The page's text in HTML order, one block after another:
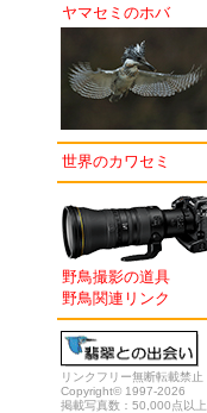
ヤマセミのホバ
世界のカワセミ
野鳥撮影の道具
野鳥関連リンク
リンクフリー無断転載禁止
Copyright© 1997-2026
掲載写真数：50,000点以上